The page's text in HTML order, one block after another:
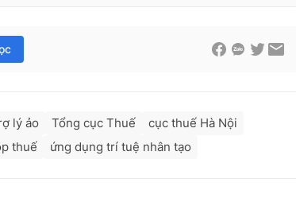
lý ảo Tổng cục Thuế
cục thuế Hà Nội
thuế ứng dụng trí tuệ nhân tạo